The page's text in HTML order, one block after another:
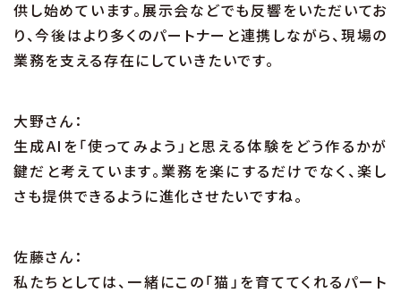
供し始めています。展示会などでも反響をいただいてお
り、今後はより多くのパートナーと連携しながら、現場の
業務を支える存在にしていきたいです。
大野さん：
生成AIを「使ってみよう」と思える体験をどう作るかが
鍵だと考えています。業務を楽にするだけでなく、楽し
さも提供できるように進化させたいですね。
佐藤さん：
私たちとしては、一緒にこの「猫」を育ててくれるパート